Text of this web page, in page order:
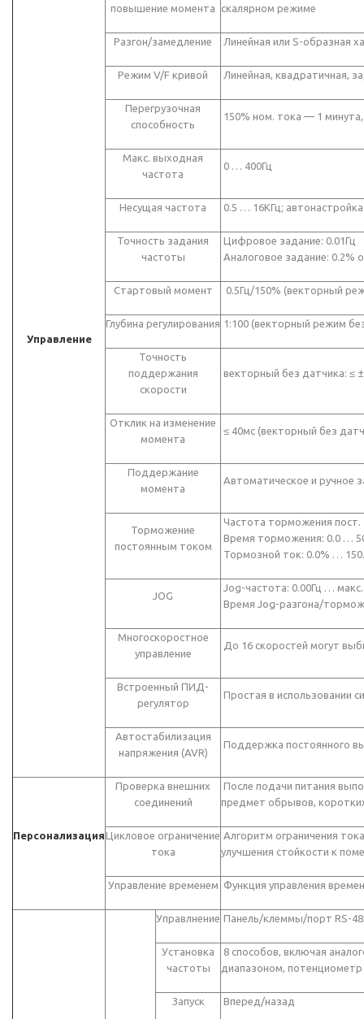
Управление
повышение момента
скалярном режиме
Разгон/замедление Линейная или S-образная
Режим V/F кривой Линейная, квадратичная,
Перегрузочная
способность
150% ном. тока — 1
Макс. выходная
частота
0 … 400Гц
Несущая частота 0.5 … 16КГц;
Точность задания
частоты
Цифровое задание: 0.01Гц
Аналоговое задание: 0.2%
Стартовый момент 0.5Гц/150% (векторный
Глубина регулирования 1:100 (векторный режим
Точность
поддержания
скорости
векторный без датчика: ≤
Отклик на изменение
момента
≤ 40мс (векторный без
Поддержание
момента
Автоматическое и ручное
Торможение
постоянным током
Частота торможения пост.
Время торможения: 0.0 …
Тормозной ток: 0.0% …
JOG
Jog-частота: 0.00Гц …
Время Jog-разгона/
Многоскоростное
управление
До 16 скоростей могут
Встроенный ПИД-
регулятор
Простая в использовании
Автостабилизация
напряжения (AVR)
Поддержка постоянного
Персонализация
Проверка внешних
соединений
После подачи питания
предмет обрывов,
Цикловое ограничение
тока
Алгоритм ограничения
улучшения стойкости к
Управление временем Функция управления
Управлнение Панель/клеммы/порт RS-
Установка
частоты
8 способов, включая
диапазоном, потенциометр
Запуск Вперед/назад